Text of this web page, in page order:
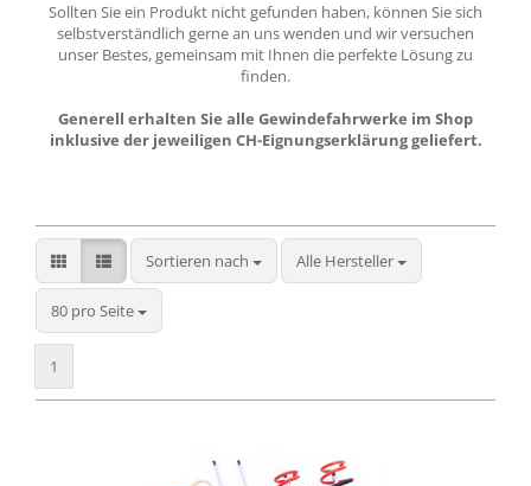
Sollten Sie ein Produkt nicht gefunden haben, können Sie sich
selbstverständlich gerne an uns wenden und wir versuchen
unser Bestes, gemeinsam mit Ihnen die perfekte Lösung zu
finden.
Generell erhalten Sie alle Gewindefahrwerke im Shop
inklusive der jeweiligen CH-Eignungserklärung geliefert.
Sortieren nach
Sortieren nach Alle Hersteller
80 pro Seite
pro Seite
1